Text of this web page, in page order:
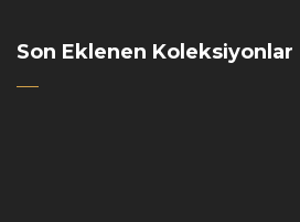
Son Eklenen Koleksiyonlar